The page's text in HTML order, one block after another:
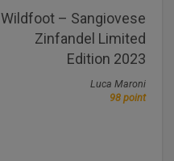
Wildfoot – Sangiovese
Zinfandel Limited
Edition 2023
Luca Maroni
98 point